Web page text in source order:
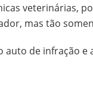
veterinárias,
mas tão
auto de infração